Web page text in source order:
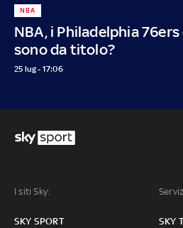
NBA, i Philadelphia
sono da titolo?
NBA
25 lug - 17:06
I siti Sky:
SKY SPORT SKY